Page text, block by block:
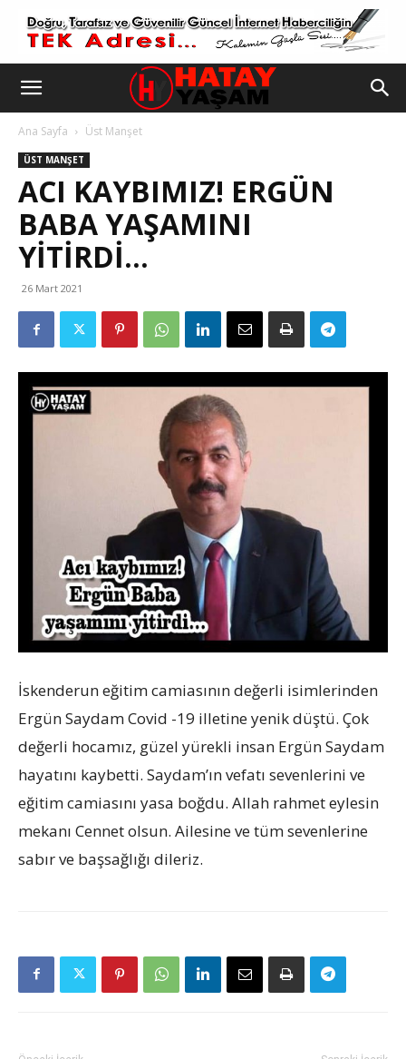
Ana Sayfa Üst Manşet
ÜST MANŞET
ACI KAYBIMIZ! ERGÜN
BABA YAŞAMINI
YITIRDI…
26 Mart 2021
İskenderun eğitim camiasının değerli isimlerinden
Ergün Saydam Covid -19 illetine yenik düştü. Çok
değerli hocamız, güzel yürekli insan Ergün Saydam
hayatını kaybetti. Saydam’ın vefatı sevenlerini ve
eğitim camiasını yasa boğdu. Allah rahmet eylesin
mekanı Cennet olsun. Ailesine ve tüm sevenlerine
sabır ve başsağlığı dileriz.